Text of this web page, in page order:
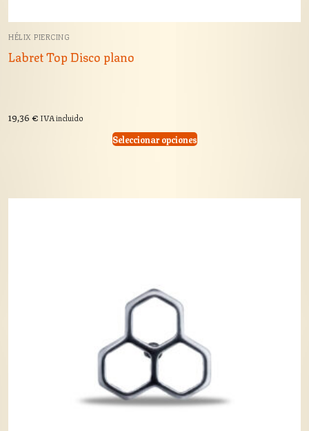
HÉLIX PIERCING
Labret Top Disco plano
19,36€ IVA incluido
Seleccionar opciones